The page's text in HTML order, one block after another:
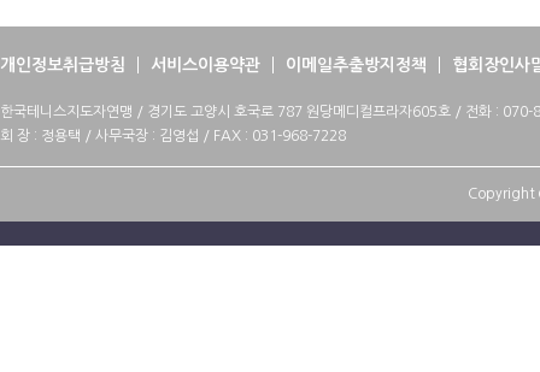
개인정보취급방침 서비스이용약관 이메일추출방지정책 협회장인사
한국테니스지도자연맹 / 경기도 고양시 호국로 787 원당메디컬프라자605호 / 전화 :
회 장 : 정용택 / 사무국장 : 김영섭 / FAX : 031-968-7228